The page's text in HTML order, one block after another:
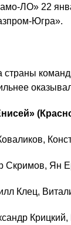
ЛО» 22
Югра».
страны
Скримов, Ян
Клец,